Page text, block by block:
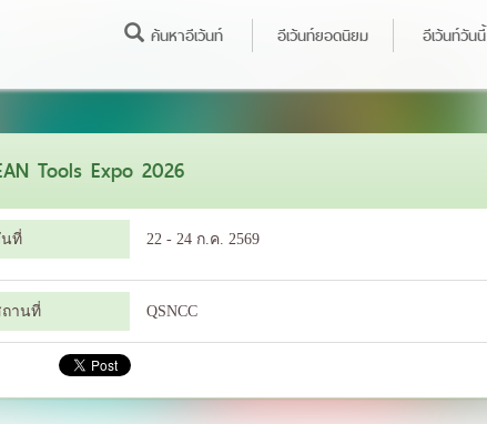
ค้นหาอีเว้นท์ อีเว้นท์ยอดนิยม อีเว้นท์วันนี้
Tools Expo 2026
นที่ 22 - 24 ก.ค. 2569
ถานที่ QSNCC